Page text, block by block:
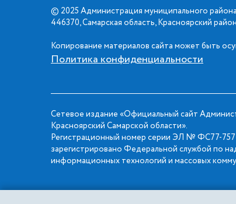
© 2025 Администрация муниципального
446370, Самарская область, Красноярский
Копирование материалов сайта может быть
Политика конфиденциальности
Сетевое издание «Официальный сайт
Красноярский Самарской области».
Регистрационный номер серии ЭЛ № ФС77-
зарегистрировано Федеральной службой по
информационных технологий и массовых